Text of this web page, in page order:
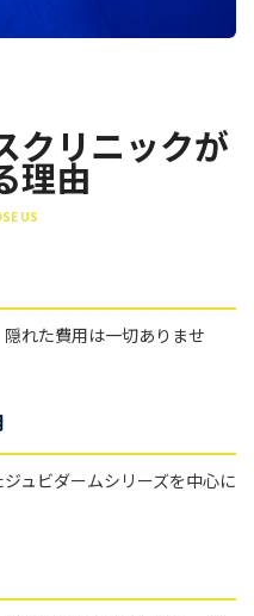
クリニックが
理由
US
れた費用は一切ありませ
ュビダームシリーズを中心に